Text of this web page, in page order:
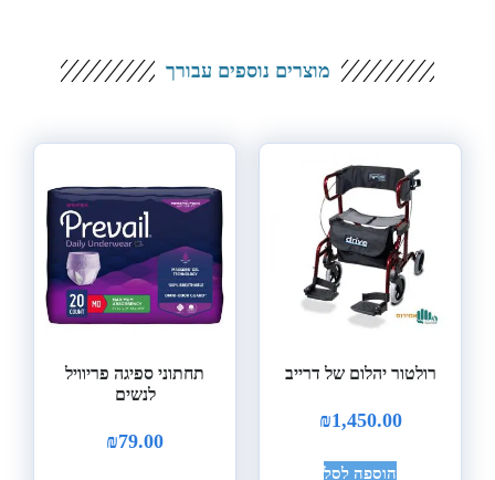
מוצרים נוספים עבורך
רולטור יהלום של דרייב
₪1,450.00
הוספה לסל
תחתוני ספיגה פריוויל
לנשים
₪79.00